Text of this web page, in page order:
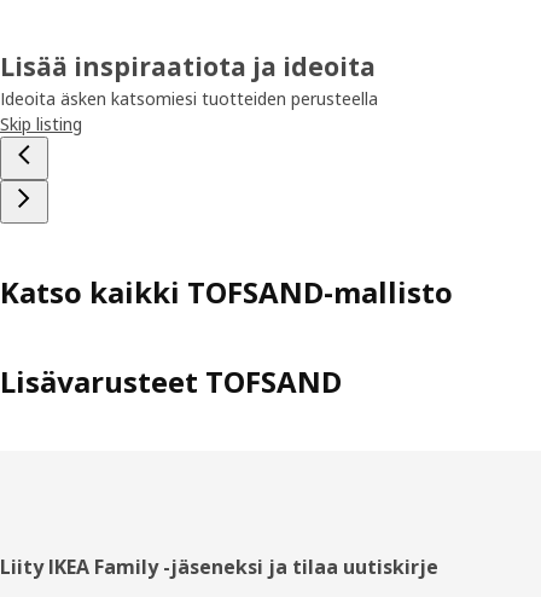
Lisää inspiraatiota ja ideoita
Ideoita äsken katsomiesi tuotteiden perusteella
Skip listing
Katso kaikki TOFSAND-mallisto
Lisävarusteet TOFSAND
Alatunniste
Liity IKEA Family -jäseneksi ja tilaa uutiskirje